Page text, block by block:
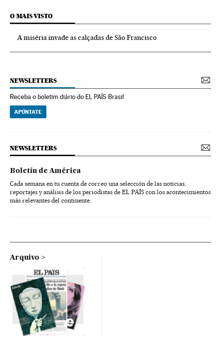
O MAIS VISTO
A miséria invade as calçadas de São Francisco
NEWSLETTERS
Receba o boletim diário do EL PAÍS Brasil
APÚNTATE
NEWSLETTERS
Boletín de América
Cada semana en tu cuenta de correo una selección de las noticias,
reportajes y análisis de los periodistas de EL PAÍS con los acontecimientos
más relevantes del continente.
Arquivo